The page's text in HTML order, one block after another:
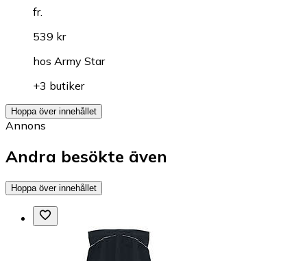
fr.
539 kr
hos Army Star
+3 butiker
Hoppa över innehållet
Annons
Andra besökte även
Hoppa över innehållet